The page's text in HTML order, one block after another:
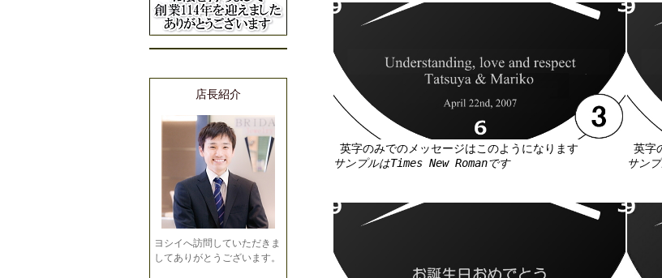
店長紹介
ヨシイへ訪問していただきま
してありがとうございます。
英字のみでのメッセージはこのようになります
サンプルはTimes New Romanです
英字
サン